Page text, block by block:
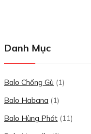
Danh Mục
Balo Chống Gù (1)
Balo Habana (1)
Balo Hùng Phát (11)